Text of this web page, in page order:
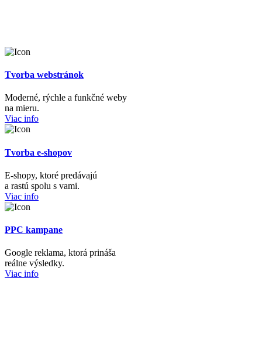
Tvorba webstránok
Moderné, rýchle a funkčné weby
na mieru.
Viac info
Tvorba e-shopov
E-shopy, ktoré predávajú
a rastú spolu s vami.
Viac info
PPC kampane
Google reklama, ktorá prináša
reálne výsledky.
Viac info